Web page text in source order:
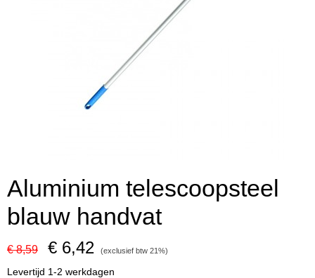
Aluminium telescoopsteel
blauw handvat
€ 8,59 € 6,42 (exclusief btw 21%)
Levertijd 1-2 werkdagen